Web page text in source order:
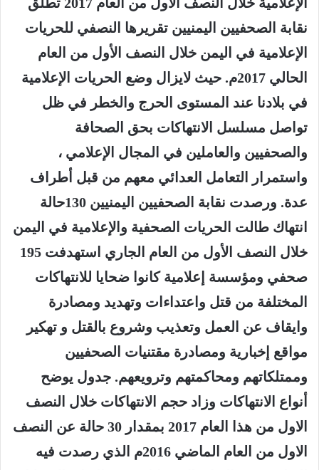
نقابة الصحفيين اليمنيين تقريرها النصفي للحريات
الإعلامية في اليمن خلال النصف الأول من العام
الحالي 2017م. حيث لايزال وضع الحريات الإعلامية
في بلادنا عند المستوى الحرج والخطر في ظل
تواصل مسلسل الانتهاكات بحق الصحافة
والصحفيين والعاملين في المجال الإعلامي ،
واستمرار التعامل العدائي معهم من قبل أطراف
عدة. ورصدت نقابة الصحفيين اليمنيين 130حالة
انتهاك طالت الحريات الصحفية والإعلامية في اليمن
خلال النصف الأول من العام الجاري استهدفت 195
صحفي ومؤسسة إعلامية كانوا ضحايا للانتهاكات
المختلفة من قتل واعتداءات وتهديد ومصادرة
وايقاف عن العمل وتعذيب وشروع بالقتل و تهكير
مواقع إخبارية ومصادرة مقتنيات الصحفيين
وممتلكاتهم ومحاكمتهم وترويعهم. جدول يوضح
أنواع الانتهاكات وزاد حجم الانتهاكات خلال النصف
الاول من هذا العام 2017 بمقدار 30 حالة عن النصف
الاول من العام الماضي 2016م الذي رصدت فيه